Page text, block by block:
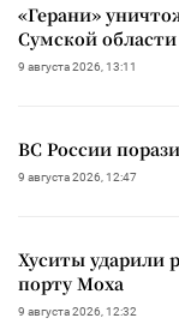
«Герани»
Сумской области
9 августа 2026, 13:11
ВС России
9 августа 2026, 12:47
Хуситы ударили
порту Моха
9 августа 2026, 12:32